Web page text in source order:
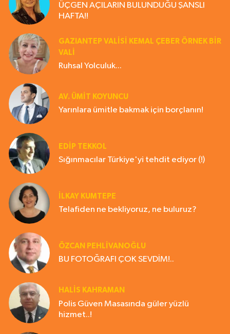
ÜÇGEN AÇILARIN BULUNDUĞU ŞANSLI
HAFTA!!
GAZIANTEP VALISI KEMAL ÇEBER ÖRNEK BİR
VALİ
Ruhsal Yolculuk...
AV. ÜMIT KOYUNCU
Yarınlara ümitle bakmak için borçlanın!
EDIP TEKKOL
Sığınmacılar Türkiye'yi tehdit ediyor (!)
İLKAY KUMTEPE
Telafiden ne bekliyoruz, ne buluruz?
ÖZCAN PEHLİVANOĞLU
BU FOTOĞRAFI ÇOK SEVDİM!..
HALIS KAHRAMAN
Polis Güven Masasında güler yüzlü
hizmet..!